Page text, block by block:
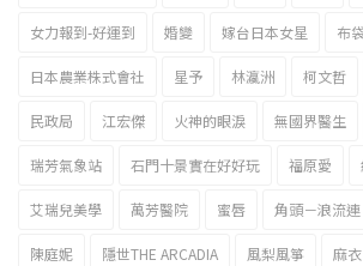
女力報到-好運到 婚變 嫁台日本女星 布
日本農業株式會社 星予 林瀛洲 柯文哲
民政局 江宏傑 火神的眼淚 無國界醫生
瑞芳氣象站 石門十景實在好好玩 福原愛
艾瑞兒美學 萬芳醫院 蜜唇 角頭－浪流連
陳庭妮 隱世THE ARCADIA 風梨風箏 麻衣